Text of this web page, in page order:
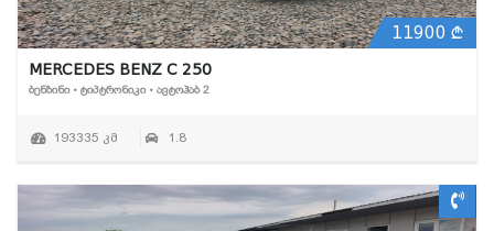
11900
MERCEDES BENZ C 250
ᲑᲔᲜᲖᲘᲜᲘ • ᲢᲘᲞᲢᲠᲝᲜᲘᲙᲘ • ᲐᲕᲢᲝᲰᲐᲑ 2
193335 კმ 1.8